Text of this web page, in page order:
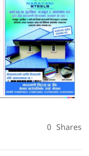
0 Shares